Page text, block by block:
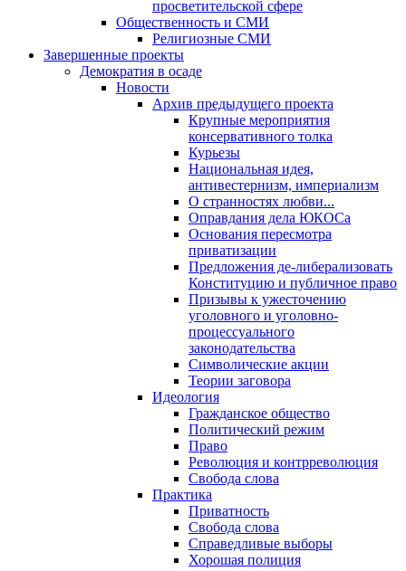
просветительской сфере
Общественность и СМИ
Религиозные СМИ
Завершенные проекты
Демократия в осаде
Новости
Архив предыдущего проекта
Крупные мероприятия
консервативного толка
Курьезы
Национальная идея,
антивестернизм, империализм
О странностях любви...
Оправдания дела ЮКОСа
Основания пересмотра
приватизации
Предложения де-либерализовать
Конституцию и публичное право
Призывы к ужесточению
уголовного и уголовно-
процессуального
законодательства
Символические акции
Теории заговора
Идеология
Гражданское общество
Политический режим
Право
Революция и контрреволюция
Свобода слова
Практика
Приватность
Свобода слова
Справедливые выборы
Хорошая полиция